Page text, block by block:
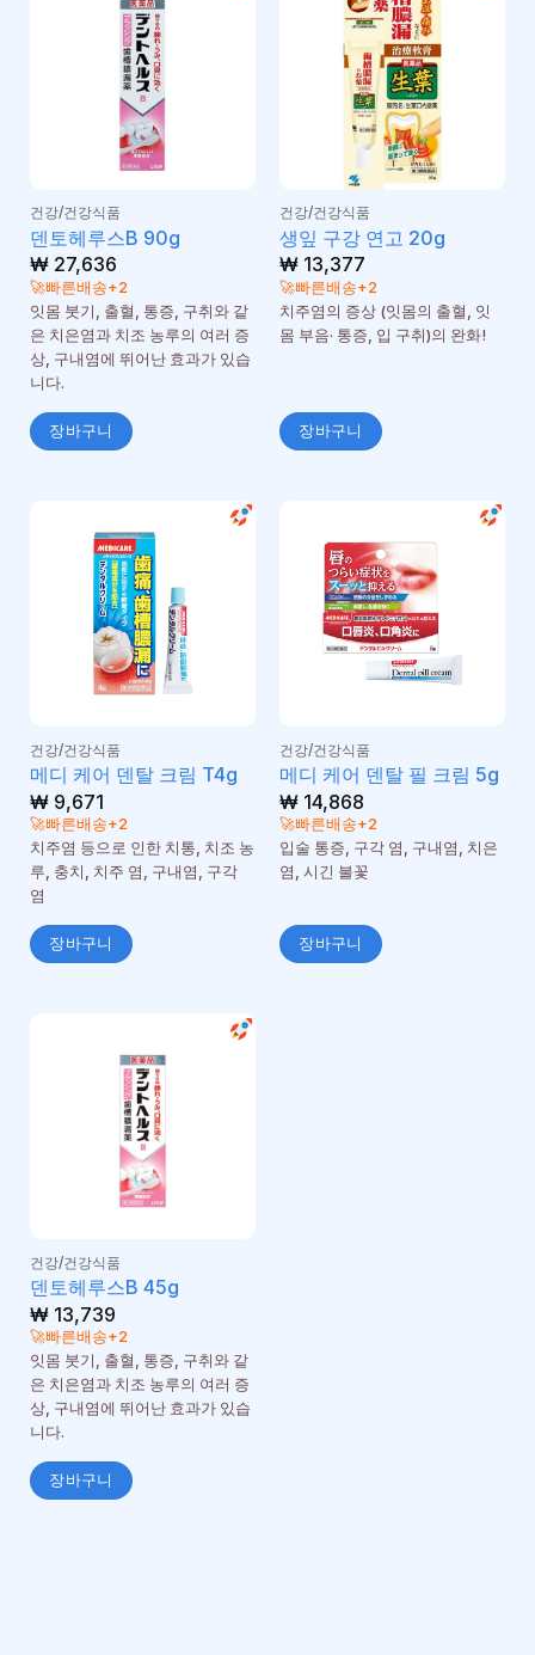
건강/건강식품
덴토헤루스B 90g
₩27,636
🚀빠른배송+2
잇몸 붓기, 출혈, 통증, 구취와 같
은 치은염과 치조 농루의 여러 증
상, 구내염에 뛰어난 효과가 있습
니다.
장바구니
건강/건강식품
생잎 구강 연고 20g
₩13,377
🚀빠른배송+2
치주염의 증상 (잇몸의 출혈, 잇
몸 부음· 통증, 입 구취)의 완화!
장바구니
건강/건강식품
메디 케어 덴탈 크림 T4g
₩9,671
🚀빠른배송+2
치주염 등으로 인한 치통, 치조 농
루, 충치, 치주 염, 구내염, 구각
염
장바구니
건강/건강식품
메디 케어 덴탈 필 크림 5g
₩14,868
🚀빠른배송+2
입술 통증, 구각 염, 구내염, 치은
염, 시긴 불꽃
장바구니
건강/건강식품
덴토헤루스B 45g
₩13,739
🚀빠른배송+2
잇몸 붓기, 출혈, 통증, 구취와 같
은 치은염과 치조 농루의 여러 증
상, 구내염에 뛰어난 효과가 있습
니다.
장바구니